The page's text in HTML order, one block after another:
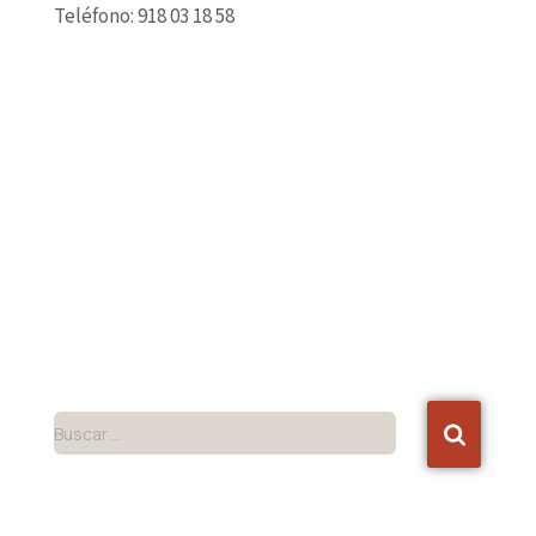
Teléfono: 918 03 18 58
Buscar …